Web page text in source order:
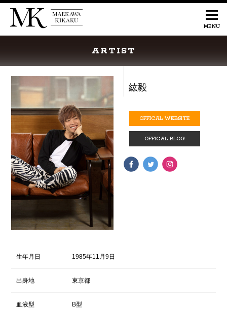
ARTIST
紘毅
OFFICAL WEBSITE
OFFICAL BLOG
生年月日 1985年11月9日
出身地 東京都
血液型 B型